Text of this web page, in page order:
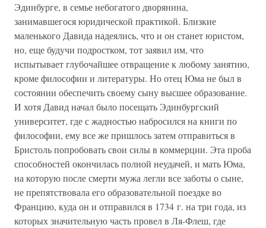
Эдинбурге, в семье небогатого дворянина,
занимавшегося юридической практикой. Близкие
маленького Давида надеялись, что и он станет юристом,
но, еще будучи подростком, тот заявил им, что
испытывает глубочайшее отвращение к любому занятию,
кроме философии и литературы. Но отец Юма не был в
состоянии обеспечить своему сыну высшее образование.
И хотя Давид начал было посещать Эдинбургский
университет, где с жадностью набросился на книги по
философии, ему все же пришлось затем отправиться в
Бристоль попробовать свои силы в коммерции. Эта проба
способностей окончилась полной неудачей, и мать Юма,
на которую после смерти мужа легли все заботы о сыне,
не препятствовала его образовательной поездке во
Францию, куда он и отправился в 1734 г. на три года, из
которых значительную часть провел в Ля-Флеш, где